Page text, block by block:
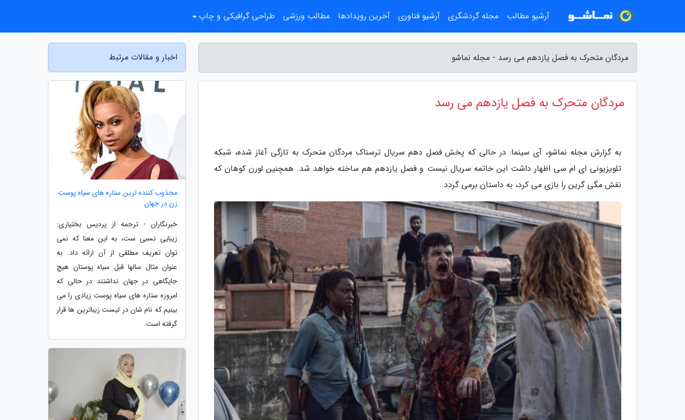
مردگان متحرک به فصل یازدهم می رسد - مجله نماشو
مردگان متحرک به فصل یازدهم می رسد
به گزارش مجله نماشو، آی سینما: در حالی که پخش فصل دهم سریال ترسناک مردگان متحرک به تازگی آغاز شده، شبکه
تلویزیونی ای ام سی اظهار داشت این خاتمه سریال نیست و فصل یازدهم هم ساخته خواهد شد. همچنین لورن کوهان که
نقش مگی گرین را بازی می کرد، به داستان برمی گردد.
اخبار و مقالات مرتبط
مجذوب کننده ترین ستاره های سیاه پوست
زن در جهان
خبرنگاران - ترجمه از پردیس بختیاری:
زیبایی نسبی ست، به این معنا که نمی
توان تعریف مطلقی از آن ارائه داد. به
عنوان مثال سالها قبل سیاه پوستان هیچ
جایگاهی در جهان نداشتند در حالی که
امروزه ستاره های سیاه پوست زیادی را می
بینیم که نام شان در لیست زیباترین ها قرار
گرفته است.
آرشیو مطالب مجله گردشگری آرشیو فناوری آخرین رویدادها مطالب ورزشی طراحی گرافیکی و چاپ